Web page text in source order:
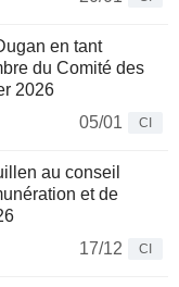
en tant
du Comité des
2026
05/01
CI
au conseil
et de
17/12
CI